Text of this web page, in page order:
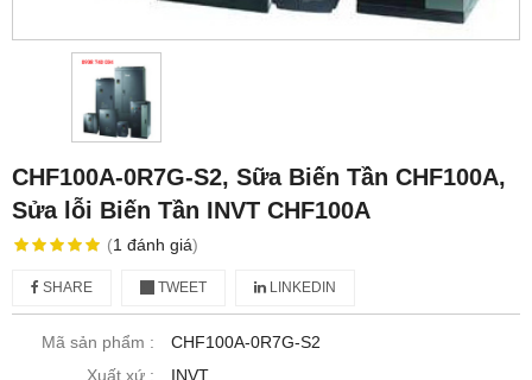
CHF100A-0R7G-S2, Sữa Biến Tần CHF100A,
Sửa lỗi Biến Tần INVT CHF100A
(1 đánh giá)
SHARE TWEET LINKEDIN
Mã sản phẩm :
CHF100A-0R7G-S2
Xuất xứ :
INVT